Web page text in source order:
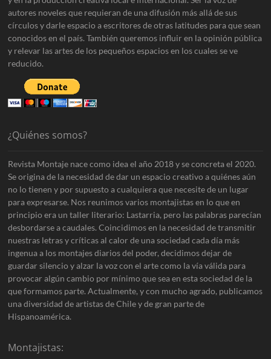
autores noveles que requieran de una difusión más allá de sus
círculos y darle espacio a escritores de otras latitudes para que sean
conocidos en el país. También queremos influir en la opinión pública
y relevar las artes de los pequeños espacios en los cuales se ve
reducido.
¿Quiénes somos?
Revista Montaje nace como idea el año 2018 y se concreta el 2020.
Se origina de la necesidad de dar un espacio creativo a quiénes aún
no lo tienen y por supuesto a cualquiera que necesite de un lugar
para expresarse. Nos reunimos varios montajistas en lo que en
principio era un taller literario: Lastarria, pero las palabras parecían
desbordarse a caudales. Coincidimos en la necesidad de transmitir
nuestras letras y críticas al calor de una sociedad cada día más
ingenua a los montajes diarios del poder, decidimos dejar de
guardar silencio y alzar la voz con el arte como la vía válida para
provocar algún cambio por mínimo que sea en esta sociedad de la
que formamos parte. Actualmente, y con mucho agrado, publicamos
una diversidad de artistas de Chile y de gran parte de
Hispanoamérica.
Montajistas: